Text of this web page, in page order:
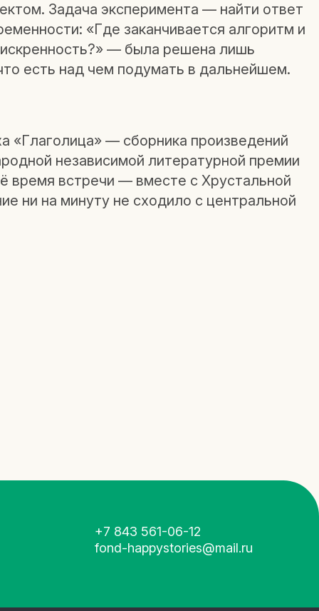
Задача эксперимента — найти ответ
«Где заканчивается алгоритм и
— была решена лишь
есть над чем подумать в дальнейшем.
«Глаголица» — сборника произведений
независимой литературной премии
время встречи — вместе с Хрустальной
ни на минуту не сходило с центральной
+7 843 561-06-12
fond-happystories@mail.ru